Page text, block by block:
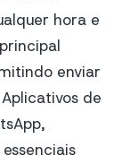
hora e
enviar
de